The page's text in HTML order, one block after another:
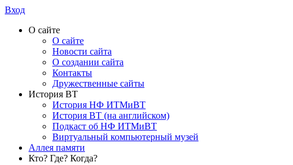
Вход
О сайте
О сайте
Новости сайта
О создании сайта
Контакты
Дружественные сайты
История ВТ
История НФ ИТМиВТ
История ВТ (на английском)
Подкаст об НФ ИТМиВТ
Виртуальный компьютерный музей
Аллея памяти
Кто? Где? Когда?